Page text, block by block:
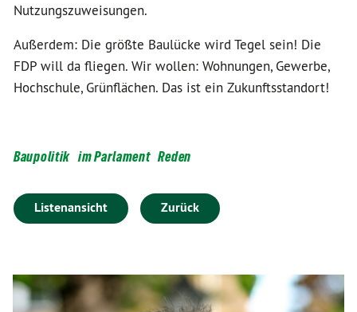
Nutzungszuweisungen.
Außerdem: Die größte Baulücke wird Tegel sein! Die
FDP will da fliegen. Wir wollen: Wohnungen, Gewerbe,
Hochschule, Grünflächen. Das ist ein Zukunftsstandort!
Baupolitik im Parlament Reden
Listenansicht Zurück